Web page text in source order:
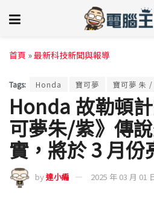
首頁 »最新科技新聞與報導
Tags: Honda 寶可夢 寶可夢 朱 /
Honda 故勒頓
可夢朱/紫》傳
實，將於 3 月份
by達小編 2025 年 03 月 01